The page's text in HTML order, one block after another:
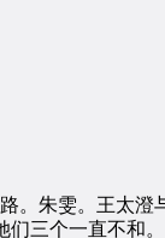
。朱雯。王太澄
三个一直不和。